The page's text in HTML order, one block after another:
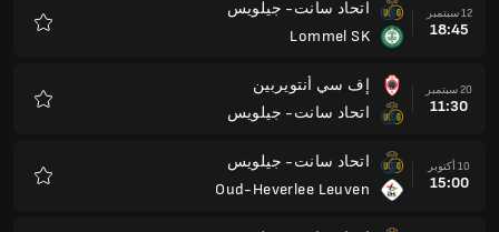
12 سبتمبر
18:45
اتحاد سانت- جيلويس
Lommel SK
20 سبتمبر
11:30
إف سي أنتويربين
اتحاد سانت- جيلويس
10 أكتوبر
15:00
اتحاد سانت- جيلويس
Oud-Heverlee Leuven